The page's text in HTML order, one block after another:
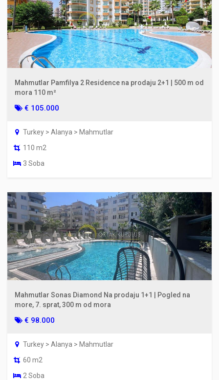
Mahmutlar Pamfilya 2 Residence na prodaju 2+1 | 500 m od
mora 110 m²
€ 105.000
Turkey > Alanya > Mahmutlar
110 m2
3 Soba
Mahmutlar Sonas Diamond Na prodaju 1+1 | Pogled na
more, 7. sprat, 300 m od mora
€ 98.000
Turkey > Alanya > Mahmutlar
60 m2
2 Soba